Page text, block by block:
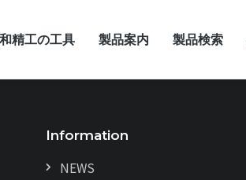
精工の工具 製品案内 製品検索
Information
NEWS